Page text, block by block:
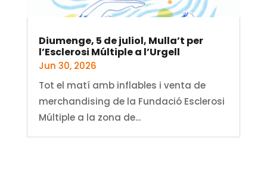
Diumenge, 5 de juliol, Mulla’t per
l’Esclerosi Múltiple a l’Urgell
Jun 30, 2026
Tot el matí amb inflables i venta de
merchandising de la Fundació Esclerosi
Múltiple a la zona de...